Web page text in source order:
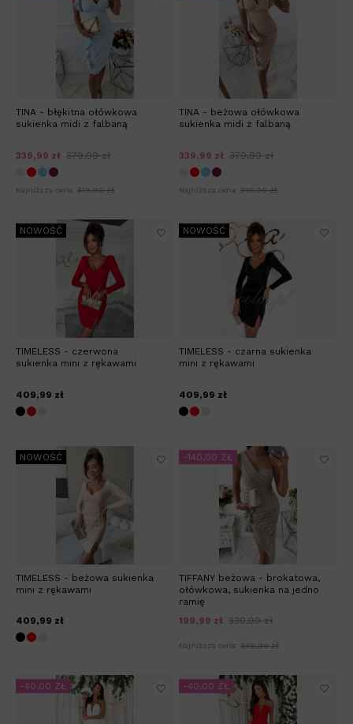
TINA - błękitna ołówkowa
sukienka midi z falbaną
339,99 zł 379,99 zł
Najniższa cena: 319,99 zł
TINA - beżowa ołówkowa
sukienka midi z falbaną
339,99 zł 379,99 zł
Najniższa cena: 319,99 zł
TIMELESS - czerwona
sukienka mini z rękawami
409,99 zł
NOWOŚĆ
TIMELESS - czarna sukienka
mini z rękawami
409,99 zł
NOWOŚĆ
TIMELESS - beżowa sukienka
mini z rękawami
409,99 zł
NOWOŚĆ
TIFFANY beżowa - brokatowa,
ołówkowa, sukienka na jedno
ramię
199,99 zł 339,99 zł
Najniższa cena: 339,99 zł
-140,00 ZŁ
-40,00 ZŁ -40,00 ZŁ